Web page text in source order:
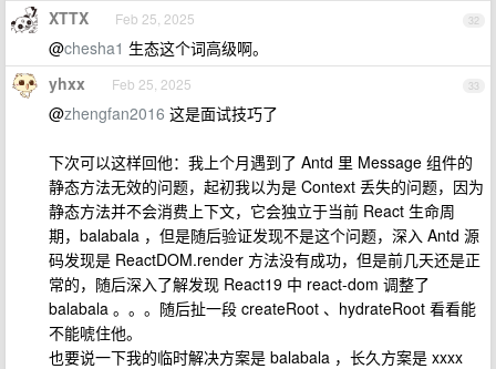
32
XTTX Feb 25, 2025
@chesha1 生态这个词高级啊。
33
yhxx Feb 25, 2025
@zhengfan2016 这是面试技巧了
下次可以这样回他：我上个月遇到了 Antd 里 Message 组件的
静态方法无效的问题，起初我以为是 Context 丢失的问题，因为
静态方法并不会消费上下文，它会独立于当前 React 生命周
期，balabala ，但是随后验证发现不是这个问题，深入 Antd 源
码发现是 ReactDOM.render 方法没有成功，但是前几天还是正
常的，随后深入了解发现 React19 中 react-dom 调整了
balabala 。。。随后扯一段 createRoot 、hydrateRoot 看看能
不能唬住他。
也要说一下我的临时解决方案是 balabala ，长久方案是 xxxx